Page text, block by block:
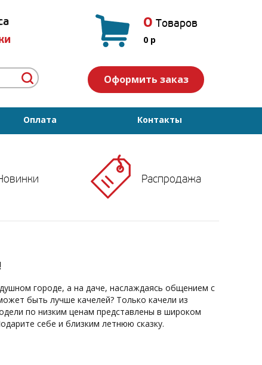
0 Товаров
0 p
Оформить заказ
Оплата Контакты
Распродажа
городе, а на даче, наслаждаясь общением с
быть лучше качелей? Только качели из
по низким ценам представлены в широком
себе и близким летнюю сказку.